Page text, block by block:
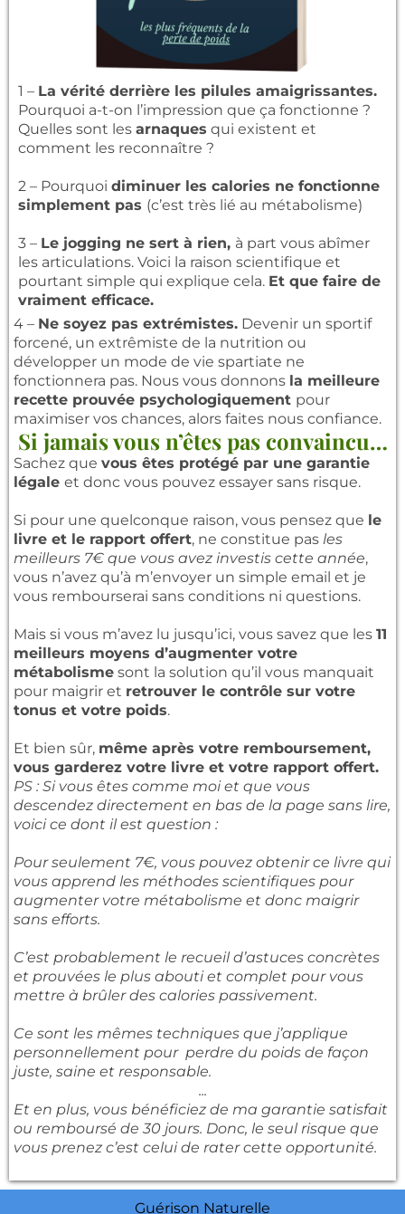
1 – La vérité derrière les pilules amaigrissantes.
Pourquoi a-t-on l’impression que ça fonctionne ?
Quelles sont les arnaques qui existent et
comment les reconnaître ?
2 – Pourquoi diminuer les calories ne fonctionne
simplement pas (c’est très lié au métabolisme)
3 – Le jogging ne sert à rien, à part vous abîmer
les articulations. Voici la raison scientifique et
pourtant simple qui explique cela. Et que faire de
vraiment efficace.
4 – Ne soyez pas extrémistes. Devenir un sportif
forcené, un extrêmiste de la nutrition ou
développer un mode de vie spartiate ne
fonctionnera pas. Nous vous donnons la meilleure
recette prouvée psychologiquement pour
maximiser vos chances, alors faites nous confiance.
Si jamais vous n’êtes pas convaincu…
Sachez que vous êtes protégé par une garantie
légale et donc vous pouvez essayer sans risque.
Si pour une quelconque raison, vous pensez que le
livre et le rapport offert, ne constitue pas les
meilleurs 7€ que vous avez investis cette année,
vous n’avez qu’à m’envoyer un simple email et je
vous rembourserai sans conditions ni questions.
Mais si vous m’avez lu jusqu’ici, vous savez que les 11
meilleurs moyens d’augmenter votre
métabolisme sont la solution qu’il vous manquait
pour maigrir et retrouver le contrôle sur votre
tonus et votre poids.
Et bien sûr, même après votre remboursement,
vous garderez votre livre et votre rapport offert.
PS : Si vous êtes comme moi et que vous
descendez directement en bas de la page sans lire,
voici ce dont il est question :
Pour seulement 7€, vous pouvez obtenir ce livre qui
vous apprend les méthodes scientifiques pour
augmenter votre métabolisme et donc maigrir
sans efforts.
C’est probablement le recueil d’astuces concrètes
et prouvées le plus abouti et complet pour vous
mettre à brûler des calories passivement.
Ce sont les mêmes techniques que j’applique
personnellement pour perdre du poids de façon
juste, saine et responsable.
...
Et en plus, vous bénéficiez de ma garantie satisfait
ou remboursé de 30 jours. Donc, le seul risque que
vous prenez c’est celui de rater cette opportunité.
Guérison Naturelle